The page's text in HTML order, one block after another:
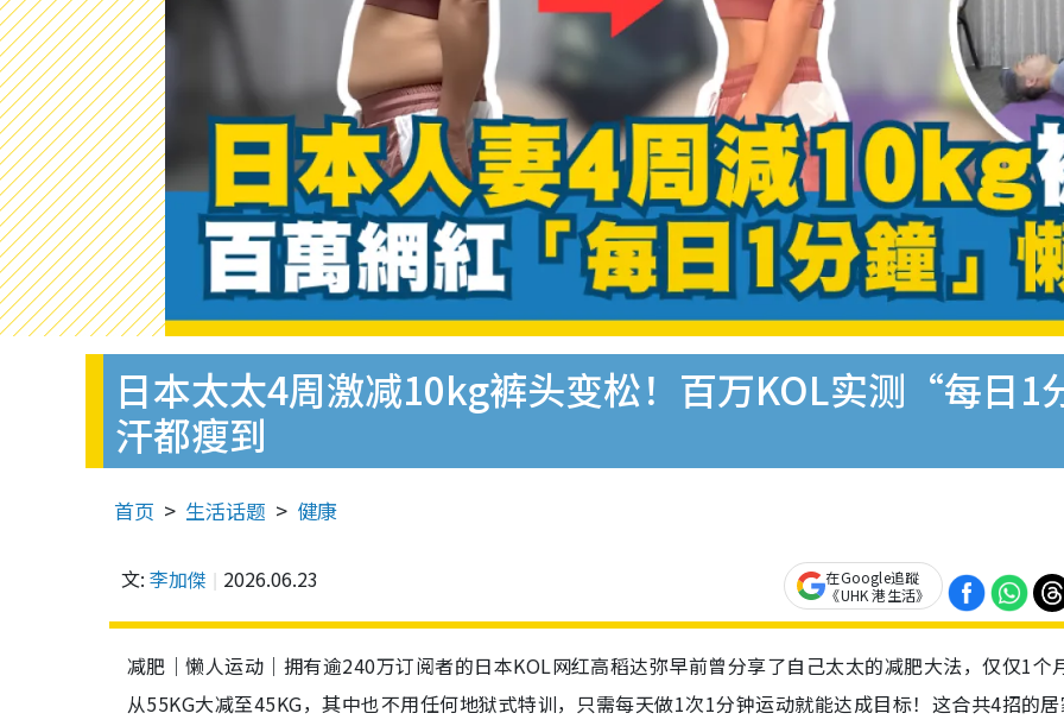
日本太太4周激减10kg裤头变松！百万KOL实测“每日
汗都瘦到
首页 生活话题 健康
文: 李加傑 2026.06.23
在Google追蹤
《UHK 港生活》
减肥｜懒人运动｜拥有逾240万订阅者的日本KOL网红高稻达弥早前曾分享了自己太太的减肥大法，仅仅1个
从55KG大减至45KG，其中也不用任何地狱式特训，只需每天做1次1分钟运动就能达成目标！这合共4招的